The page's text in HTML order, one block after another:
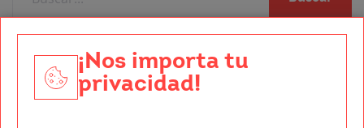
Entradas recientes
¡Hola, mundo!
¡Nos importa tu
privacidad!